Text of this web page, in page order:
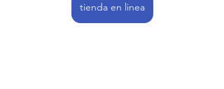
tienda en linea